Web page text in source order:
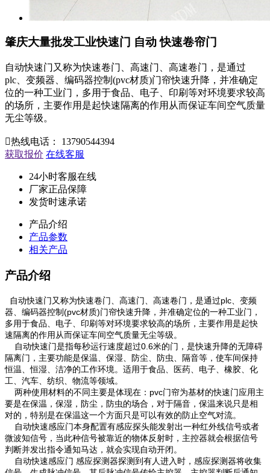
肇庆大量批发工业快速门 自动 快速卷帘门
自动快速门又称为快速卷门、高速门、高速卷门，是通过
plc、变频器、编码器控制(pvc材质)门帘快速升降，并准确定
位的一种工业门，多用于食品、电子、印刷等对环境要求较高
的场所，主要作用是起快速隔离的作用从而保证车间空气质量
无尘等级。
热线电话： 13790544394
获取报价 在线客服
24小时客服在线
厂家正品保障
发货时速承诺
产品介绍
产品参数
相关产品
产品介绍
自动快速门又称为快速卷门、高速门、高速卷门，是通过plc、变频
器、编码器控制(pvc材质)门帘快速升降，并准确定位的一种工业门，
多用于食品、电子、印刷等对环境要求较高的场所，主要作用是起快
速隔离的作用从而保证车间空气质量无尘等级。
自动快速门是指每秒运行速度超过0.6米的门，是快速升降的无障碍
隔离门，主要功能是保温、保湿、防尘、防虫、隔音等，使车间保持
恒温、恒湿、洁净的工作环境。适用于食品、医药、电子、橡胶、化
工、汽车、纺织、物流等领域。
两种使用材料的不同主要是体现在：pvc门帘为基材的快速门应用主
要是在保温，保湿，防尘，防虫的场合，对于隔音，保温来说只是相
对的，特别是在保温这一个方面只是可以有效的防止空气对流。
自动快速感应门本身配置有感应探头能发射出一种红外线信号或者
微波知信号，当此种信号被靠近的物体反射时，主控器就会根据信号
判断并发出指令通知马达，就会实现自动开闭。
自动快速感应门 感应探测器探测到有人进入时，感应探测器将收集